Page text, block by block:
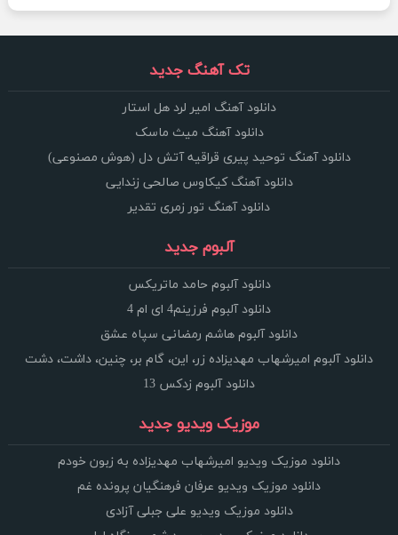
تک آهنگ جدید
دانلود آهنگ امیر لرد هل استار
دانلود آهنگ میث ماسک
دانلود آهنگ توحید پیری قراقیه آتش دل (هوش مصنوعی)
دانلود آهنگ کیکاوس صالحی زندایی
دانلود آهنگ تور زمری تقدیر
آلبوم جدید
دانلود آلبوم حامد ماتریکس
دانلود آلبوم فرزینم4 ای ام 4
دانلود آلبوم هاشم رمضانی سپاه عشق
دانلود آلبوم امیرشهاب مهدیزاده زر، این، گام بر، چنین، داشت، دشت
دانلود آلبوم زدکس 13
موزیک ویدیو جدید
دانلود موزیک ویدیو امیرشهاب مهدیزاده به زبون خودم
دانلود موزیک ویدیو عرفان فرهنگیان پرونده غم
دانلود موزیک ویدیو علی جبلی آزادی